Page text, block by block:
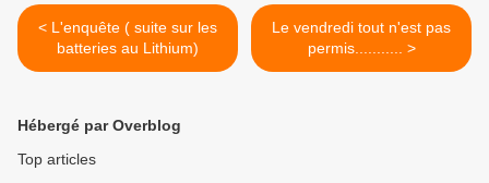
< L'enquête ( suite sur les
batteries au Lithium)
Le vendredi tout n'est pas
permis........... >
Hébergé par Overblog
Top articles